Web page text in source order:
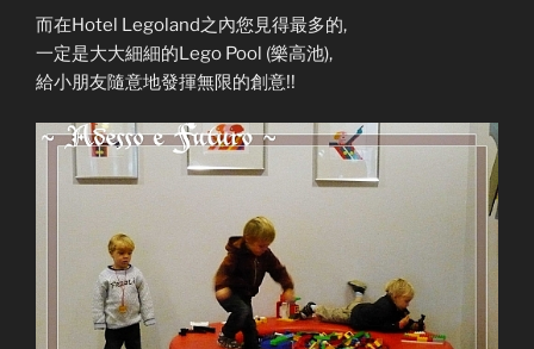
而在Hotel Legoland之內您見得最多的,
一定是大大細細的Lego Pool (樂高池),
給小朋友隨意地發揮無限的創意!!